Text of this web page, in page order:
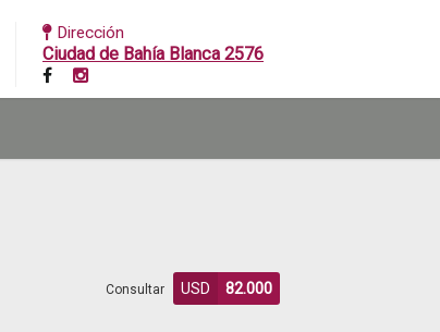
Dirección
Ciudad de Bahía Blanca 2576
Consultar USD
82.000